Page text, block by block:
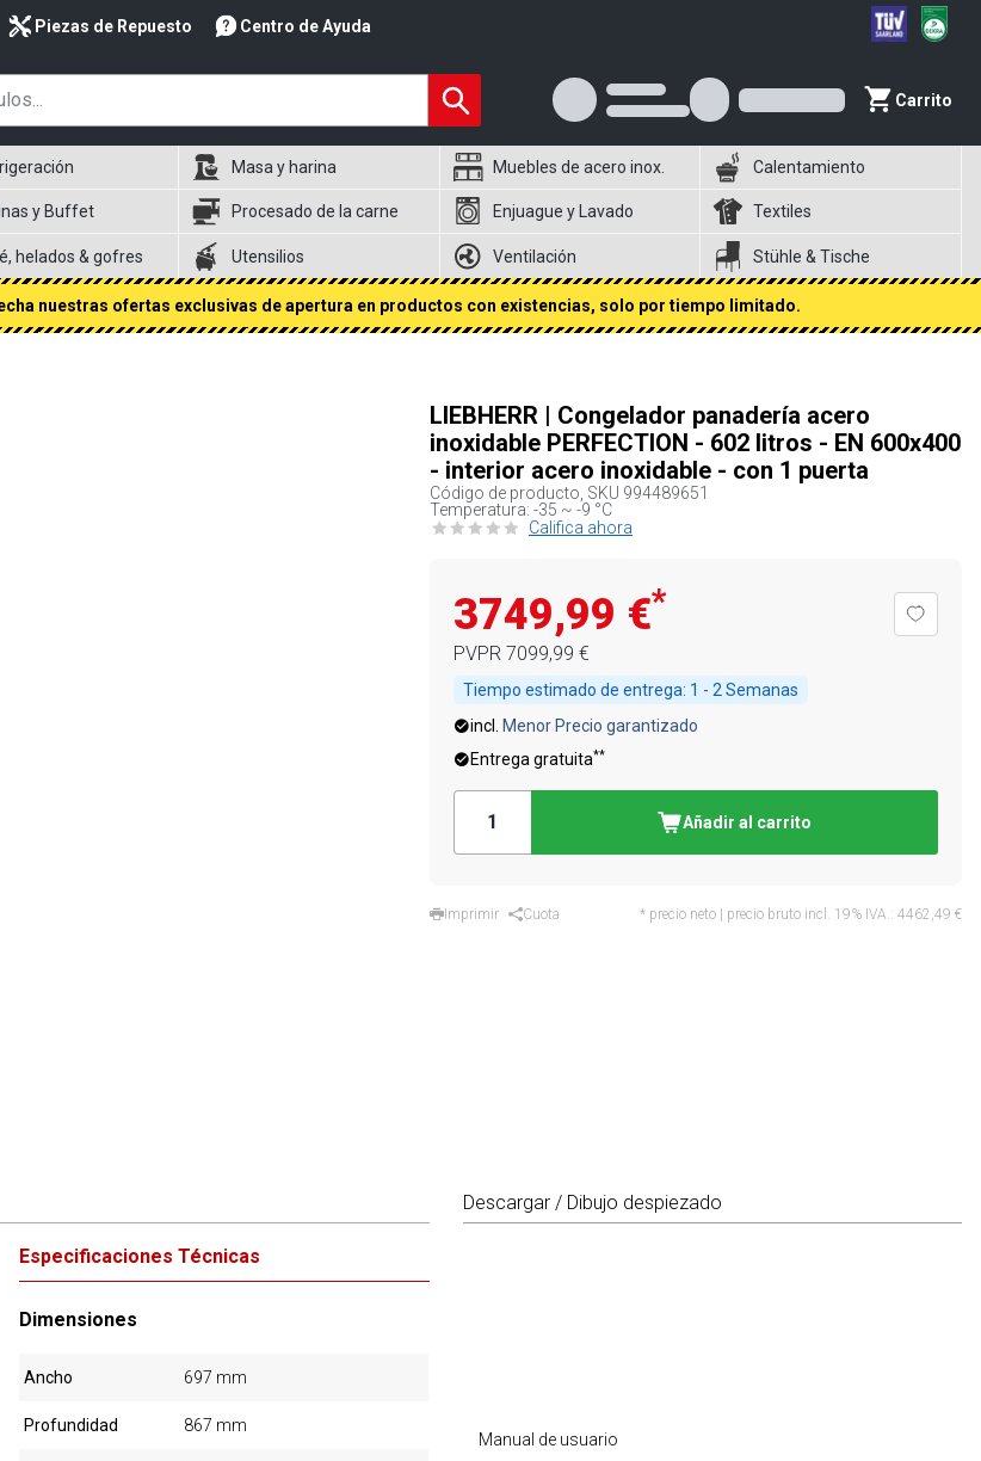
Piezas de Repuesto Centro de Ayuda
Carrito
Masa y harina Muebles de acero inox. Calentamiento
y Buffet Procesado de la carne Enjuague y Lavado Textiles
helados & gofres Utensilios Ventilación Stühle & Tische
nuestras ofertas exclusivas de apertura en productos con existencias, solo por tiempo limitado.
LIEBHERR | Congelador panadería acero
inoxidable PERFECTION - 602 litros - EN 600x400
- interior acero inoxidable - con 1 puerta
Código de producto, SKU 994489651
Temperatura: -35 ~ -9 °C
Califica ahora
3749,99 €*
PVPR 7099,99 €
Tiempo estimado de entrega: 1 - 2 Semanas
incl.
Menor Precio garantizado
Entrega gratuita**
Añadir al carrito
Imprimir Cuota * precio neto | precio bruto incl. 19% IVA.: 4462,49 €
Especificaciones Técnicas
Dimensiones
Ancho 697 mm
Profundidad 867 mm
Descargar / Dibujo despiezado
Manual de usuario